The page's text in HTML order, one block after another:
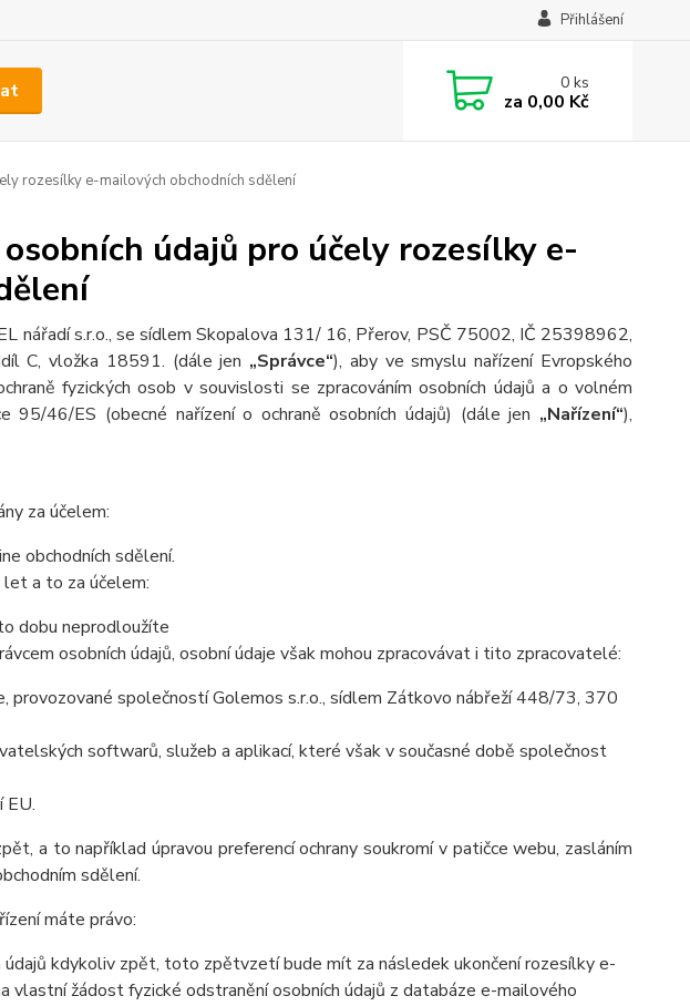
Přihlášení
0ks
za 0,00 Kč
rozesílky e-mailových obchodních sdělení
údajů pro účely rozesílky e-
nářadí s.r.o., se sídlem Skopalova 131/ 16, Přerov, PSČ 75002, IČ 25398962,
C, vložka 18591. (dále jen „Správce“), aby ve smyslu nařízení Evropského
fyzických osob v souvislosti se zpracováním osobních údajů a o volném
95/46/ES (obecné nařízení o ochraně osobních údajů) (dále jen „Nařízení“),
za účelem:
obchodních sdělení.
a to za účelem:
dobu neprodloužíte
osobních údajů, osobní údaje však mohou zpracovávat i tito zpracovatelé:
provozované společností Golemos s.r.o., sídlem Zátkovo nábřeží 448/73, 370
softwarů, služeb a aplikací, které však v současné době společnost
EU.
a to například úpravou preferencí ochrany soukromí v patičce webu, zasláním
sdělení.
máte právo:
údajů kdykoliv zpět, toto zpětvzetí bude mít za následek ukončení rozesílky e-
vlastní žádost fyzické odstranění osobních údajů z databáze e-mailového